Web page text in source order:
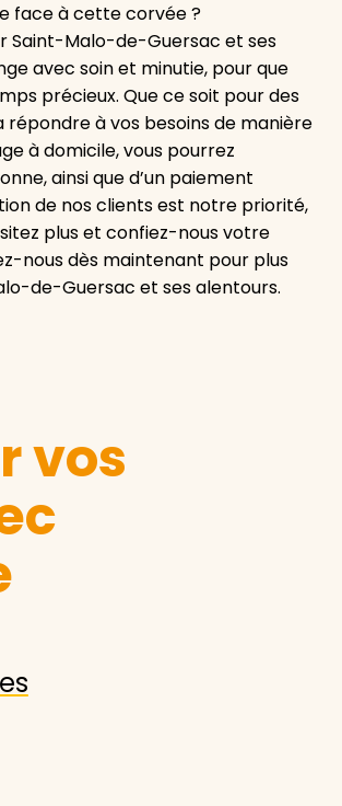
face à cette corvée ?
Saint-Malo-de-Guersac et ses
avec soin et minutie, pour que
précieux. Que ce soit pour des
répondre à vos besoins de manière
à domicile, vous pourrez
ainsi que d’un paiement
de nos clients est notre priorité,
plus et confiez-nous votre
nous dès maintenant pour plus
de-Guersac et ses alentours.
vos